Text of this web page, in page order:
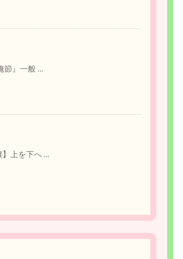
節』一般 ...
上を下へ ...